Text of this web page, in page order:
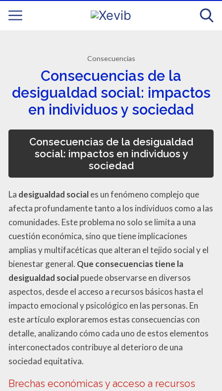
Consecuencias
Consecuencias de la
desigualdad social: impactos
en individuos y sociedad
Consecuencias de la desigualdad
social: impactos en individuos y
sociedad
La desigualdad sociales un fenómeno complejo que
afecta profundamente tanto a los individuos como a las
comunidades. Este problema no solo se limita a una
cuestión económica, sino que tiene implicaciones
amplias y multifacéticas que alteran el tejido social y el
bienestar general. Que consecuencias tiene la
desigualdad socialpuede observarse en diversos
aspectos, desde el acceso a recursos básicos hasta el
impacto emocional y psicológico en las personas. En
este artículo exploraremos estas consecuencias con
detalle, analizando cómo cada uno de estos elementos
interconectados contribuye al deterioro de una
sociedad equitativa.
Brechas económicas y acceso a recursos